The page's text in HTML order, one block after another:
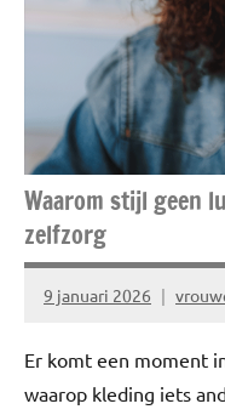
Waarom stijl geen
zelfzorg
9 januari 2026
Er komt een moment
waarop kleding iets